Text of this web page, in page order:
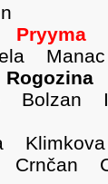
Pryyma
Bolzan